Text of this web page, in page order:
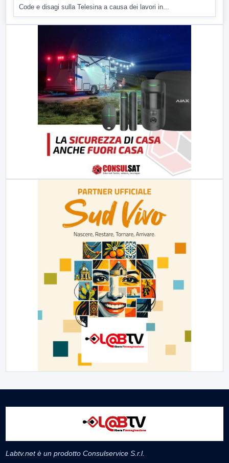
Code e disagi sulla Telesina a causa dei lavori in...
Labtv.net è un prodotto Consulservice S.r.l.